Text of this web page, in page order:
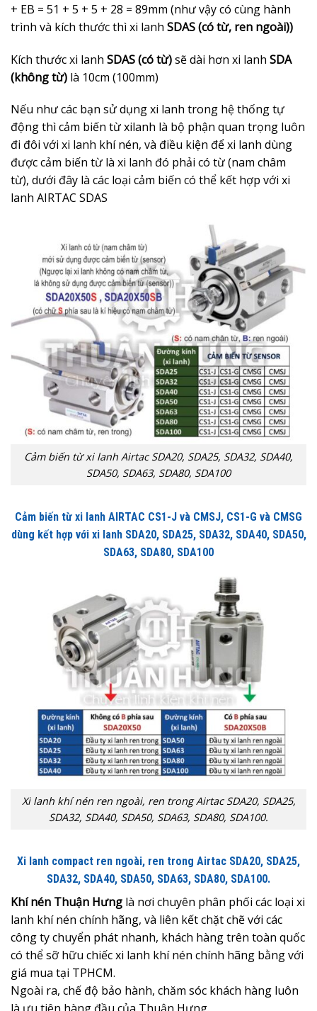
+ EB = 51 + 5 + 5 + 28 = 89mm (như vậy có cùng hành
trình và kích thước thì xi lanh SDAS (có từ, ren ngoài))
Kích thước xi lanh SDAS (có từ)sẽ dài hơn xi lanh SDA
(không từ) là 10cm (100mm)
Nếu như các bạn sử dụng xi lanh trong hệ thống tự
động thì cảm biến từ xilanh là bộ phận quan trọng luôn
đi đôi với xi lanh khí nén, và điều kiện để xi lanh dùng
được cảm biến từ là xi lanh đó phải có từ (nam châm
từ), dưới đây là các loại cảm biến có thể kết hợp với xi
lanh AIRTAC SDAS
Cảm biến từ xi lanh Airtac SDA20, SDA25, SDA32, SDA40,
SDA50, SDA63, SDA80, SDA100
Cảm biến từ xi lanh AIRTAC CS1-J và CMSJ, CS1-G và CMSG
dùng kết hợp với xi lanh SDA20, SDA25, SDA32, SDA40, SDA50,
SDA63, SDA80, SDA100
Xi lanh khí nén ren ngoài, ren trong Airtac SDA20, SDA25,
SDA32, SDA40, SDA50, SDA63, SDA80, SDA100.
Xi lanh compact ren ngoài, ren trong Airtac SDA20, SDA25,
SDA32, SDA40, SDA50, SDA63, SDA80, SDA100.
Khí nén Thuận Hưng là nơi chuyên phân phối các loại xi
lanh khí nén chính hãng, và liên kết chặt chẽ với các
công ty chuyển phát nhanh, khách hàng trên toàn quốc
có thể sỡ hữu chiếc xi lanh khí nén chính hãng bằng với
giá mua tại TPHCM.
Ngoài ra, chế độ bảo hành, chăm sóc khách hàng luôn